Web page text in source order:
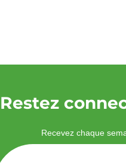
Restez
Recevez chaque